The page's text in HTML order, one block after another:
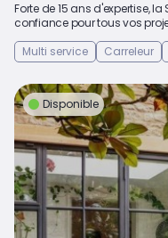
Forte de 15 ans d'expertise,
confiance pour tous vos
Multi service
Carreleur
Disponible